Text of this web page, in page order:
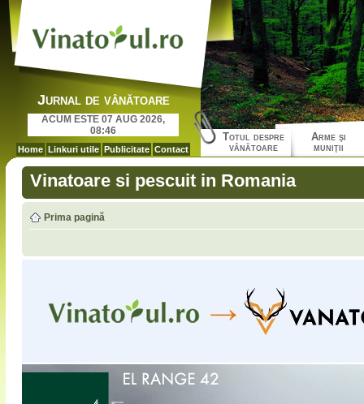
Jurnal de vânătoare
ACUM ESTE 07 AUG 2026,
08:46
Home Linkuri utile Publicitate Contact
Totul despre
vânătoare
Arme şi
muniţii
Vinatoare si pescuit in Romania
Prima pagină